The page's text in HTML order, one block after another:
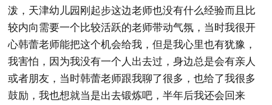
泼，天津幼儿园刚起步这边老师也没有什么经验而且比
较内向需要一个比较活跃的老师带动气氛，当时我很开
心韩蕾老师能把这个机会给我，但是我心里也有犹豫，
我害怕，因为我没有一个人出去过，身边总是会有亲人
或者朋友，当时韩蕾老师跟我聊了很多，也给了我很多
鼓励，我也想就当是出去锻炼吧，半年后我还会回来